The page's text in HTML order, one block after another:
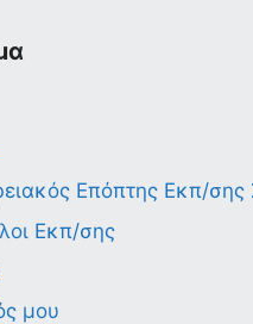
Επόπτης Εκπ/σης
Εκπ/σης
μου